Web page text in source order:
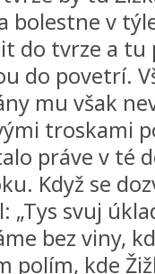
bolestne v
do tvrze a
do povetrí.
mu však
troskami
práve v té
Když se
„Tys svuj
bez viny,
polím, kde